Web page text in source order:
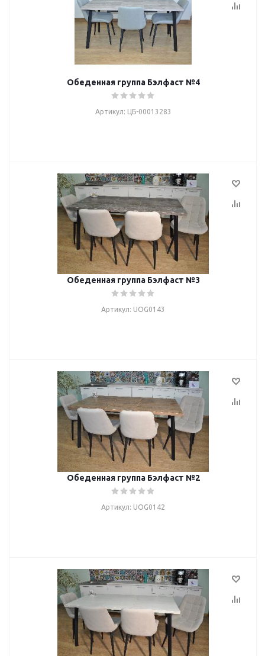
Обеденная группа Бэлфаст №4
Артикул: ЦБ-00013283
Обеденная группа Бэлфаст №3
Артикул: UOG0143
Обеденная группа Бэлфаст №2
Артикул: UOG0142